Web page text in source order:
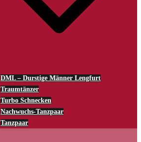
DML – Durstige Männer Lengfurt
Traumtänzer
Turbo Schnecken
Nachwuchs-Tanzpaar
Tanzpaar